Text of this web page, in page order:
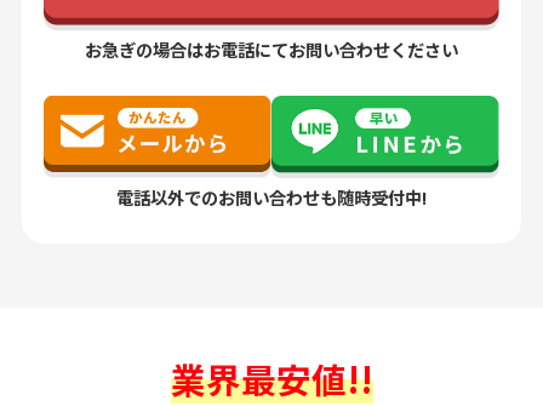
お急ぎの場合はお電話にてお問い合わせください
電話以外でのお問い合わせも随時受付中!
業界最安値!!